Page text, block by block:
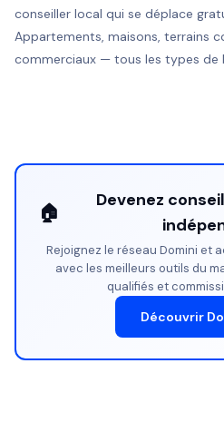
conseiller local qui se déplace
Appartements, maisons, terrains
commerciaux — tous les types de
🏠
Devenez
Rejoignez le réseau Domini et
avec les meilleurs outils du
qualifiés et
Découvrir